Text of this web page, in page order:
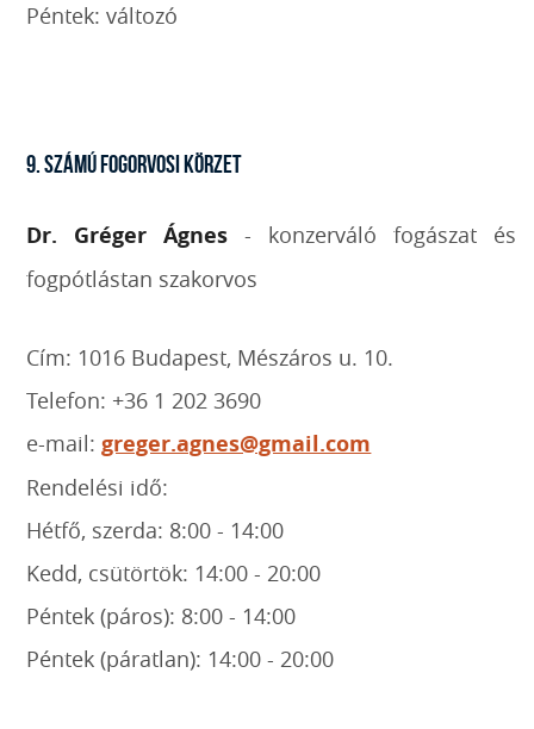
Péntek: változó
9. SZÁMÚ FOGORVOSI KÖRZET
Dr. Gréger Ágnes - konzerváló fogászat és
fogpótlástan szakorvos
Cím: 1016 Budapest, Mészáros u. 10.
Telefon: +36 1 202 3690
e-mail:greger.agnes@gmail.com
Rendelési idő:
Hétfő, szerda: 8:00 - 14:00
Kedd, csütörtök: 14:00 - 20:00
Péntek (páros): 8:00 - 14:00
Péntek (páratlan): 14:00 - 20:00